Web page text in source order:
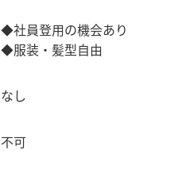
◆社員登用の機会あり
◆服装・髪型自由
なし
不可